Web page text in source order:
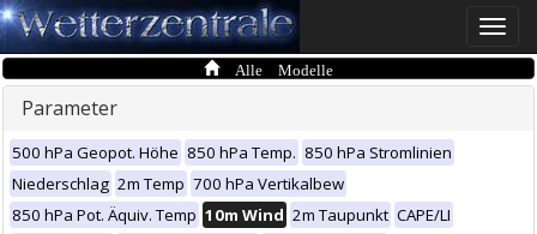
Toggle
Alle Modelle
Parameter
500 hPa Geopot. Höhe 850 hPa Temp. 850 hPa Stromlinien
Niederschlag 2m Temp 700 hPa Vertikalbew
850 hPa Pot. Äquiv. Temp 10m Wind 2m Taupunkt CAPE/LI